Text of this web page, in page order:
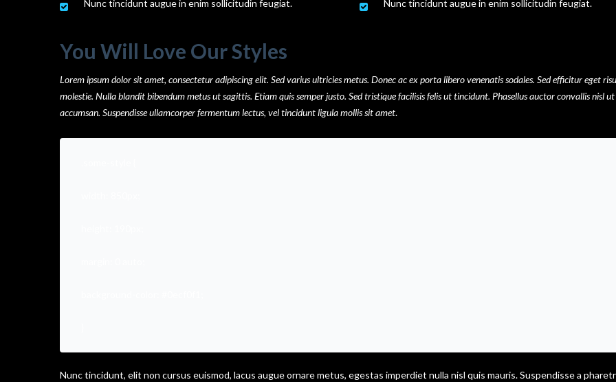
Nunc tincidunt augue in enim sollicitudin feugiat.
Nunc tincidunt augue in enim sollicitudin feugiat.
You Will Love Our Styles
Lorem ipsum dolor sit amet, consectetur adipiscing elit. Sed varius ultricies metus. Donec ac ex porta libero venenatis sodales. Sed efficitur eget
molestie. Nulla blandit bibendum metus ut sagittis. Etiam quis semper justo. Sed tristique facilisis felis ut tincidunt. Phasellus auctor convallis nisl ut
accumsan. Suspendisse ullamcorper fermentum lectus, vel tincidunt ligula mollis sit amet.
Nunc tincidunt, elit non cursus euismod, lacus augue ornare metus, egestas imperdiet nulla nisl quis mauris. Suspendisse a